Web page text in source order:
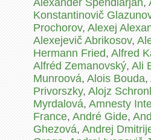
Alexander Spendiarjan,
Konstantinovič
Prochorov,Alexej
Alexejevič Abrikosov,
Hermann Fried,Alfred
Alfréd Zemanovský,Ali
Munroová,Alois Bouda,
Privorszky,Alojz
Myrdalová,Amnesty
France,André Gide,
Ghezová,Andrej